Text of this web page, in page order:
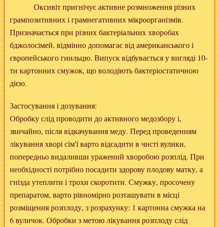
Оксивіт пригнічує активне розмноження різних
грампозитивних і грамнегативних мікроорганізмів.
Призначається при різних бактеріальних хворобах
бджолосімей, відмінно допомагає від американського і
європейського гнильцю. Випуск відбувається у вигляді 10-
ти картонних смужок, що володіють бактеріостатичною
дією.
Застосування і дозування:
Обробку слід проводити до активного медозбору і,
звичайно, після відкачування меду. Перед проведенням
лікування хворі сім'ї варто відсадити в чисті вулики,
попередньо видаливши уражений хворобою розплід. При
необхідності потрібно посадити здорову плодову матку, а
гнізда утеплити і трохи скоротити. Смужку, просочену
препаратом, варто рівномірно розташувати в місці
розміщення розплоду, з розрахунку: 1 картонна смужка на
6 вуличок. Обробки з метою лікування розплоду слід